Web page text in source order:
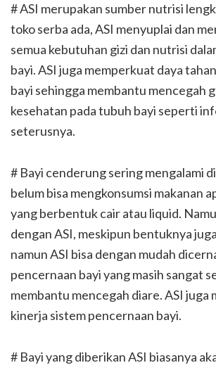
# ASI merupakan sumber nutrisi
toko serba ada, ASI menyuplai dan
semua kebutuhan gizi dan nutrisi
bayi. ASI juga memperkuat daya
bayi sehingga membantu mencegah
kesehatan pada tubuh bayi seperti
seterusnya.
# Bayi cenderung sering mengalami
belum bisa mengkonsumsi makanan
yang berbentuk cair atau liquid.
dengan ASI, meskipun bentuknya
namun ASI bisa dengan mudah
pencernaan bayi yang masih sangat
membantu mencegah diare. ASI juga
kinerja sistem pencernaan bayi.
# Bayi yang diberikan ASI biasanya